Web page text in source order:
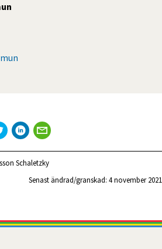
Schaletzky
Senast ändrad/granskad: 4 november 2021